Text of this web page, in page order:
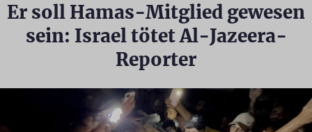
Er soll Hamas-Mitglied gewesen
sein: Israel tötet Al-Jazeera-
Reporter